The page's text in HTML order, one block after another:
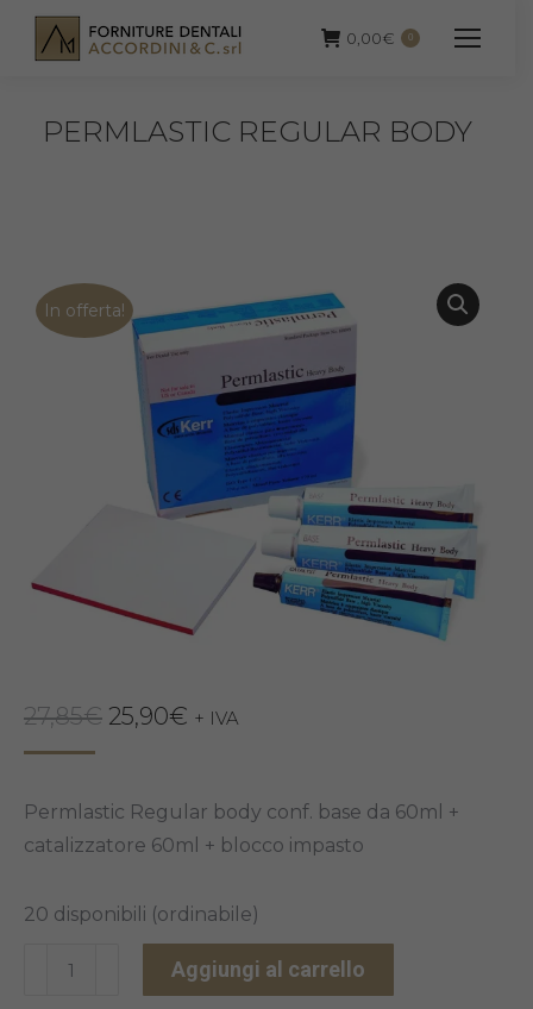
0,00€ 0
PERMLASTIC REGULAR BODY
In offerta!
27,85€ Il
era:
27,85€.
25,90€ Il
è:
25,90€.
+ IVA
Permlastic Regular body conf. base da 60ml +
catalizzatore 60ml + blocco impasto
20 disponibili (ordinabile)
PERMLASTIC
Aggiungi al carrello